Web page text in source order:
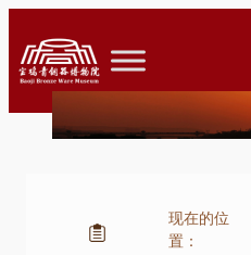
至
内
现在的位
置：